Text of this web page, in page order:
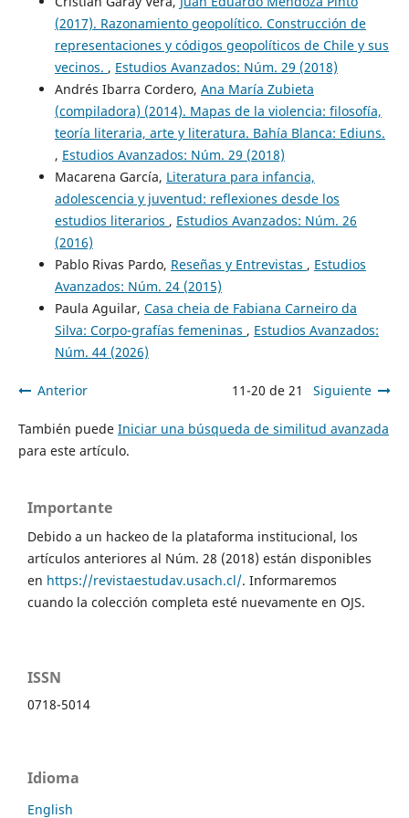
(2017). Razonamiento geopolítico. Construcción de
representaciones y códigos geopolíticos de Chile y sus
vecinos. , Estudios Avanzados: Núm. 29 (2018)
Andrés Ibarra Cordero, Ana María Zubieta
(compiladora) (2014). Mapas de la violencia: filosofía,
teoría literaria, arte y literatura. Bahía Blanca: Ediuns.
, Estudios Avanzados: Núm. 29 (2018)
Macarena García, Literatura para infancia,
adolescencia y juventud: reflexiones desde los
estudios literarios , Estudios Avanzados: Núm. 26
(2016)
Pablo Rivas Pardo, Reseñas y Entrevistas , Estudios
Avanzados: Núm. 24 (2015)
Paula Aguilar, Casa cheia de Fabiana Carneiro da
Silva: Corpo-grafías femeninas , Estudios Avanzados:
Núm. 44 (2026)
Anterior 11-20 de 21 Siguiente
También puede Iniciar una búsqueda de similitud avanzada
para este artículo.
Importante
Debido a un hackeo de la plataforma institucional, los
artículos anteriores al Núm. 28 (2018) están disponibles
en https://revistaestudav.usach.cl/. Informaremos
cuando la colección completa esté nuevamente en OJS.
ISSN
0718-5014
Idioma
English